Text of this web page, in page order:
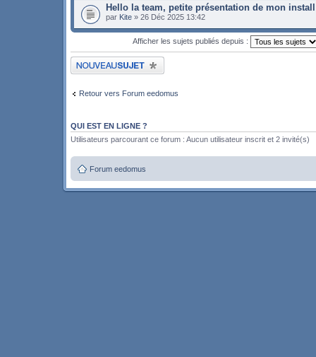
Hello la team, petite présentation de mon install
par Kite » 26 Déc 2025 13:42
Afficher les sujets publiés depuis :
Publier un nouveau sujet
Retour vers Forum eedomus
QUI EST EN LIGNE ?
Utilisateurs parcourant ce forum : Aucun utilisateur inscrit et 2 invité(s)
Forum eedomus